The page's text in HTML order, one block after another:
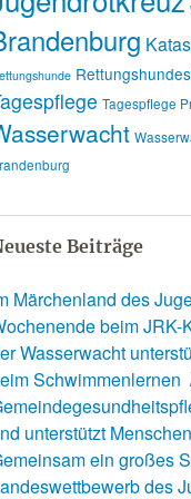
Tagespflege
Beiträge
Märchenland des
beim JRK-
Wasserwacht
Schwimmenlernen
unterstützt
ein großes
des